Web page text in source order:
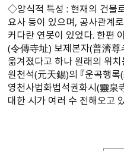
◇양식적 특성 : 현재의 건물
요사 등이 있으며, 공사관계
커다란 연못이 있었다. 한편
（令傳寺址） 보제본자（普濟
옮겨졌다고 하나 원래의 위
원천석（元天錫）의 『운곡행록
영천사법화법석권화시（靈
대한 시가 여러 수 전해오고